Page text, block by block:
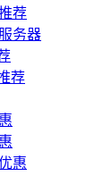
荐
务器
荐
惠